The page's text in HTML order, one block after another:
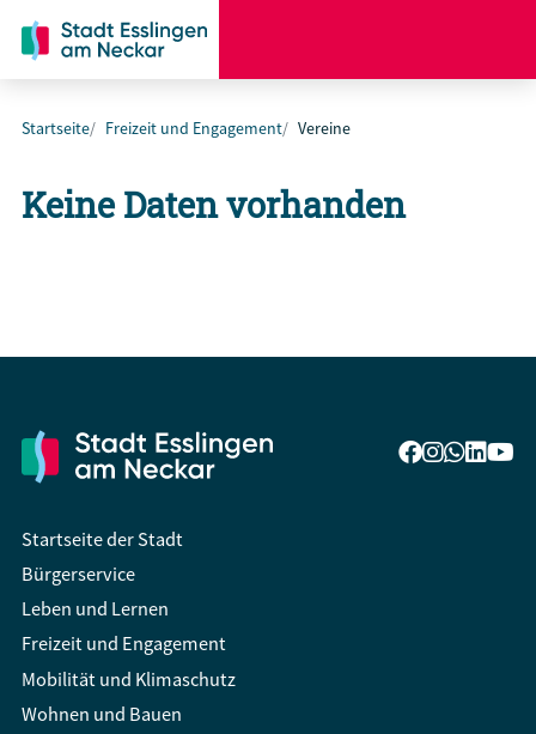
Startseite Freizeit und Engagement Vereine
Keine Daten vorhanden
Startseite der Stadt
Bürgerservice
Leben und Lernen
Freizeit und Engagement
Mobilität und Klimaschutz
Wohnen und Bauen